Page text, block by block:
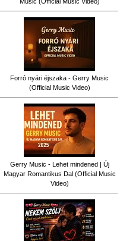
Forró nyári éjszaka - Gerry Music
(Official Music Video)
Gerry Music - Lehet mindened | Új
Magyar Romantikus Dal (Official Music
Video)